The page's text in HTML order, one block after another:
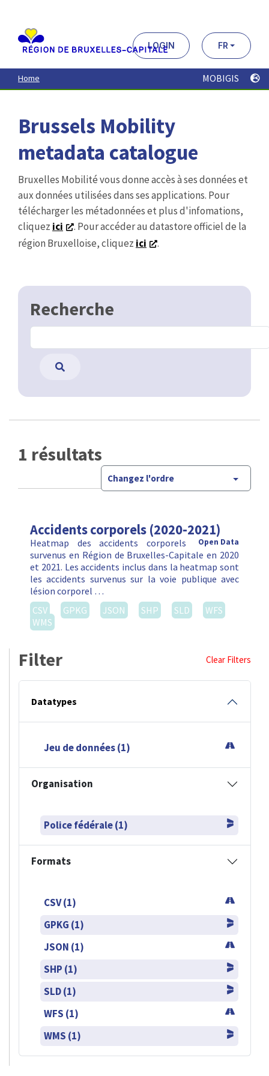
contenu
principal
LOGIN FR
Home MOBIGIS
Brussels Mobility
metadata catalogue
Bruxelles Mobilité vous donne accès à ses données et
aux données utilisées dans ses applications. Pour
télécharger les métadonnées et plus d'infomations,
cliquez ici
. Pour accéder au datastore officiel de la
région Bruxelloise, cliquez ici .
Recherche
1 résultats
Changez l'ordre
Accidents corporels (2020-2021)
Open Data
Heatmap des accidents corporels
survenus en Région de Bruxelles-Capitale en 2020
et 2021. Les accidents inclus dans la heatmap sont
les accidents survenus sur la voie publique avec
lésion corporel …
CSV
GPKG JSON SHP SLD
WFS
WMS
Filter Clear Filters
Datatypes
Jeu de données (1)
Organisation
Police fédérale (1)
Formats
CSV (1)
GPKG (1)
JSON (1)
SHP (1)
SLD (1)
WFS (1)
WMS (1)